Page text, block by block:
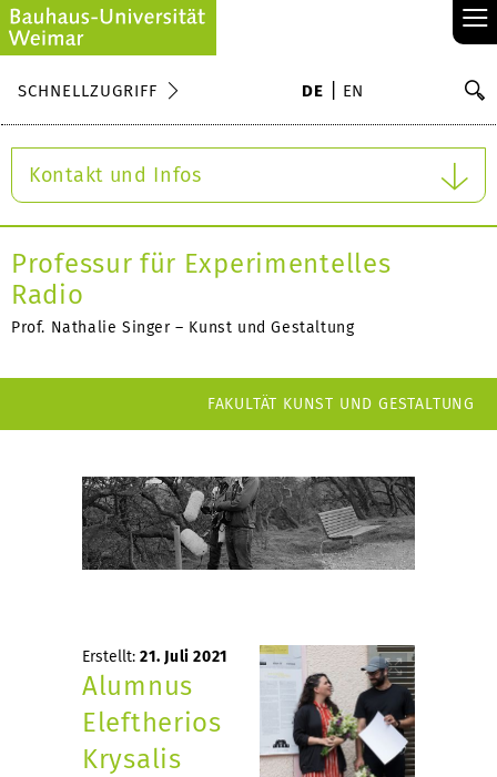
≡
SCHNELLZUGRIFF DE EN
Kontakt und Infos
Professur für Experimentelles
Radio
Prof. Nathalie Singer – Kunst und Gestaltung
FAKULTÄT KUNST UND GESTALTUNG
Erstellt: 21. Juli 2021
Alumnus
Eleftherios
Krysalis